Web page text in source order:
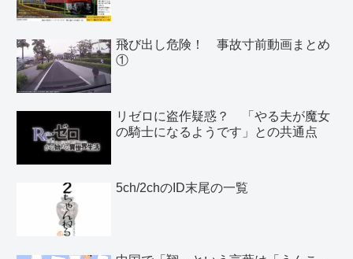
飛び出し危険！ 事故寸前動画まとめ
①
リゼロに盗作疑惑？ 「やる夫が魔女
の騎士になるようです」との共通点
5ch/2chのID末尾の一覧